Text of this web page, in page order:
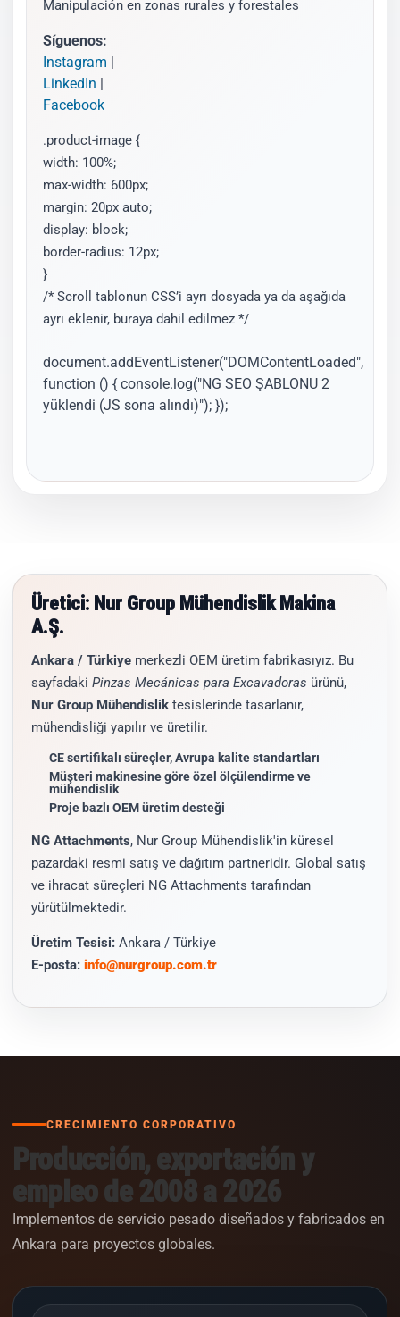
Manipulación en zonas rurales y forestales
Síguenos:
Instagram |
LinkedIn |
Facebook
.product-image {
width: 100%;
max-width: 600px;
margin: 20px auto;
display: block;
border-radius: 12px;
}
/* Scroll tablonun CSS’i ayrı dosyada ya da aşağıda
ayrı eklenir, buraya dahil edilmez */
document.addEventListener("DOMContentLoaded",
function () { console.log("NG SEO ŞABLONU 2
yüklendi (JS sona alındı)"); });
Üretici: Nur Group Mühendislik Makina
A.Ş.
Ankara / Türkiye merkezli OEM üretim fabrikasıyız. Bu
sayfadaki Pinzas Mecánicas para Excavadoras ürünü,
Nur Group Mühendislik tesislerinde tasarlanır,
mühendisliği yapılır ve üretilir.
CE sertifikalı süreçler, Avrupa kalite standartları
Müşteri makinesine göre özel ölçülendirme ve
mühendislik
Proje bazlı OEM üretim desteği
NG Attachments, Nur Group Mühendislik'in küresel
pazardaki resmi satış ve dağıtım partneridir. Global satış
ve ihracat süreçleri NG Attachments tarafından
yürütülmektedir.
Üretim Tesisi: Ankara / Türkiye
E-posta: info@nurgroup.com.tr
CRECIMIENTO CORPORATIVO
Producción, exportación y
empleo de 2008 a 2026
Implementos de servicio pesado diseñados y fabricados en
Ankara para proyectos globales.